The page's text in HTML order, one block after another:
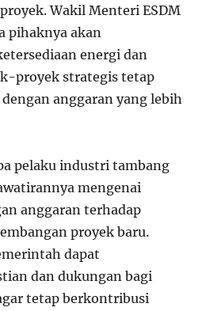
Wakil Menteri ESDM
pihaknya akan
energi dan
proyek strategis tetap
anggaran yang lebih
pelaku industri tambang
mengenai
anggaran terhadap
proyek baru.
dapat
dan dukungan bagi
tetap berkontribusi